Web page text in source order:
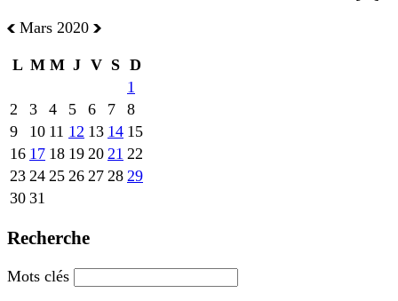
Mars 2020
L M M J V S D
1
2
3 4 5 6 7
8
9
10 11 12 13 14 15
16 17 18 19 20 21 22
23 24 25 26 27 28 29
30 31
Recherche
Mots clés